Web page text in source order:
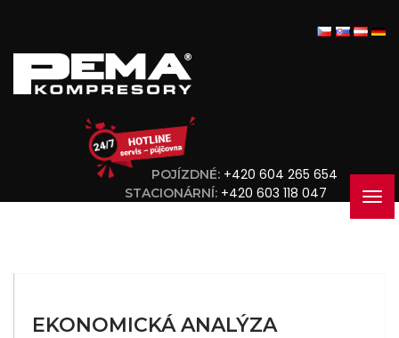
POJÍZDNÉ: +420 604 265 654
STACIONÁRNÍ: +420 603 118 047
EKONOMICKÁ ANALÝZA